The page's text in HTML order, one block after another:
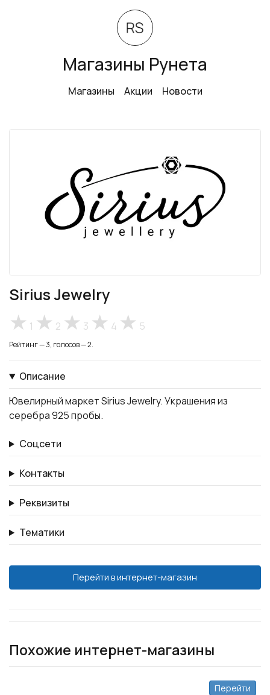
Магазины Рунета
Магазины Акции Новости
Sirius Jewelry
1 2 3 4 5
Рейтинг — 3, голосов — 2.
Описание
Ювелирный маркет Sirius Jewelry. Украшения из
серебра 925 пробы.
Соцсети
Контакты
Реквизиты
Тематики
Перейти в интернет-магазин
Похожие интернет-магазины
Перейти